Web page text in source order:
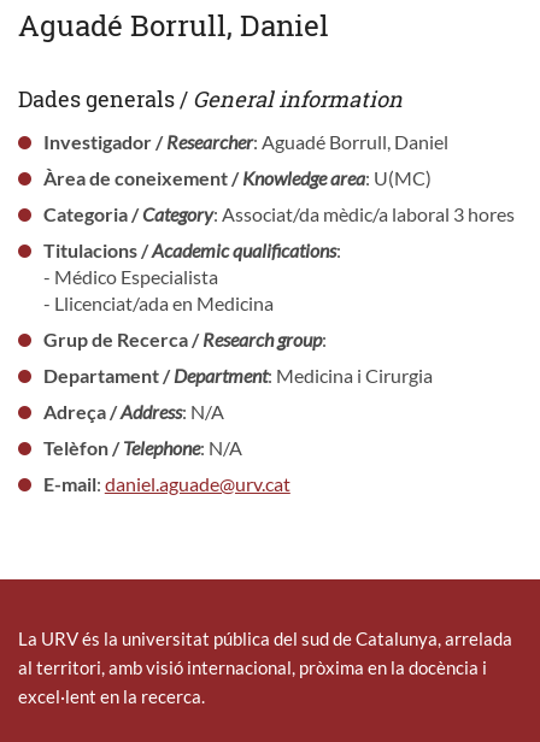
Aguadé Borrull, Daniel
Dades generals / General information
Investigador /Researcher: Aguadé Borrull, Daniel
Àrea de coneixement /Knowledge area: U(MC)
Categoria /Category: Associat/da mèdic/a laboral 3 hores
Titulacions /Academic qualifications:
- Médico Especialista
- Llicenciat/ada en Medicina
Grup de Recerca /Research group:
Departament /Department: Medicina i Cirurgia
Adreça /Address: N/A
Telèfon /Telephone: N/A
E-mail: daniel.aguade@urv.cat
La URV és la universitat pública del sud de Catalunya, arrelada
al territori, amb visió internacional, pròxima en la docència i
excel·lent en la recerca.